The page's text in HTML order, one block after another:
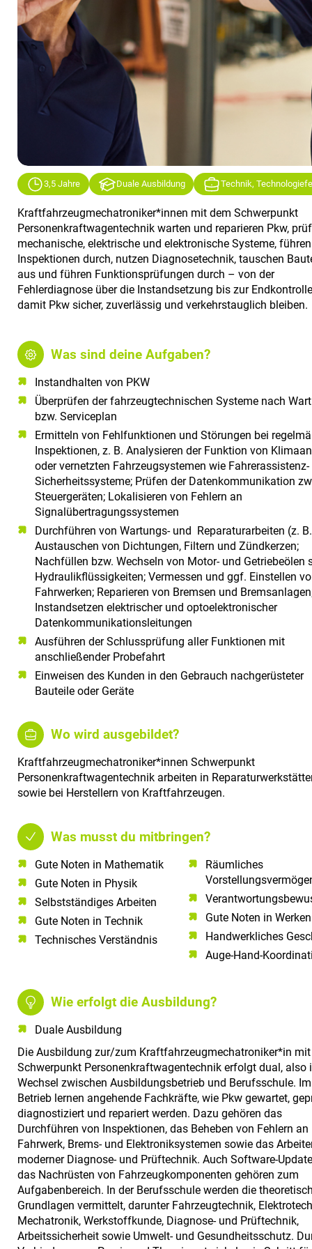
3,5 Jahre Duale Ausbildung Technik,
Kraftfahrzeugmechatroniker*innen mit dem Schwerpunkt
Personenkraftwagentechnik warten und reparieren Pkw,
mechanische, elektrische und elektronische Systeme, führen
Inspektionen durch, nutzen Diagnosetechnik, tauschen
aus und führen Funktionsprüfungen durch – von der
Fehlerdiagnose über die Instandsetzung bis zur
damit Pkw sicher, zuverlässig und verkehrstauglich bleiben.
Was sind deine Aufgaben?
Instandhalten von PKW
Überprüfen der fahrzeugtechnischen Systeme nach
bzw. Serviceplan
Ermitteln von Fehlfunktionen und Störungen bei
Inspektionen, z. B. Analysieren der Funktion von
oder vernetzten Fahrzeugsystemen wie
Sicherheitssysteme; Prüfen der Datenkommunikation
Steuergeräten; Lokalisieren von Fehlern an
Signalübertragungssystemen
Durchführen von Wartungs- und Reparaturarbeiten (z. B.
Austauschen von Dichtungen, Filtern und Zündkerzen;
Nachfüllen bzw. Wechseln von Motor- und Getriebeölen
Hydraulikflüssigkeiten; Vermessen und ggf. Einstellen
Fahrwerken; Reparieren von Bremsen und
Instandsetzen elektrischer und optoelektronischer
Datenkommunikationsleitungen
Ausführen der Schlussprüfung aller Funktionen mit
anschließender Probefahrt
Einweisen des Kunden in den Gebrauch nachgerüsteter
Bauteile oder Geräte
Wo wird ausgebildet?
Kraftfahrzeugmechatroniker*innen Schwerpunkt
Personenkraftwagentechnik arbeiten in
sowie bei Herstellern von Kraftfahrzeugen.
Was musst du mitbringen?
Gute Noten in Mathematik​
Gute Noten in Physik​
Selbstständiges Arbeiten​
Gute Noten in Technik​
Technisches Verständnis​
Räumliches
Gute Noten in Werken
Handwerkliches
Auge-Hand-
Wie erfolgt die Ausbildung?
Duale Ausbildung
Die Ausbildung zur/zum Kraftfahrzeugmechatroniker*in
Schwerpunkt Personenkraftwagentechnik erfolgt dual, also
Wechsel zwischen Ausbildungsbetrieb und Berufsschule. Im
Betrieb lernen angehende Fachkräfte, wie Pkw gewartet,
diagnostiziert und repariert werden. Dazu gehören das
Durchführen von Inspektionen, das Beheben von Fehlern an
Fahrwerk, Brems- und Elektroniksystemen sowie das
moderner Diagnose- und Prüftechnik. Auch Software-
das Nachrüsten von Fahrzeugkomponenten gehören zum
Aufgabenbereich. In der Berufsschule werden die
Grundlagen vermittelt, darunter Fahrzeugtechnik,
Mechatronik, Werkstoffkunde, Diagnose- und Prüftechnik,
Arbeitssicherheit sowie Umwelt- und Gesundheitsschutz.